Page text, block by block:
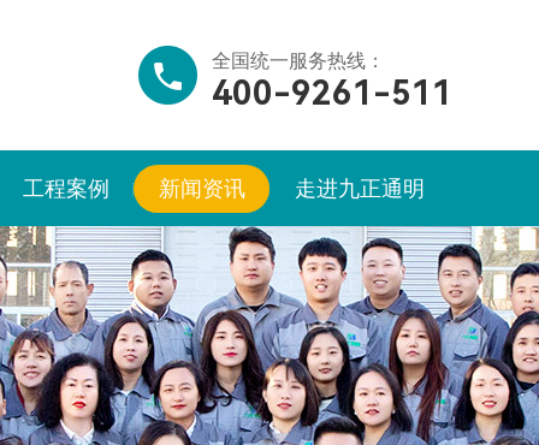
全国统一服务热线：
400-9261-511
工程案例 新闻资讯 走进九正通明